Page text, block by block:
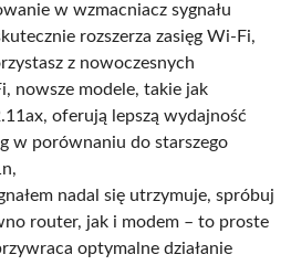
w wzmacniacz sygnału
rozszerza zasięg Wi-Fi,
z nowoczesnych
nowsze modele, takie jak
oferują lepszą wydajność
w porównaniu do starszego
nadal się utrzymuje, spróbuj
router, jak i modem – to proste
optymalne działanie